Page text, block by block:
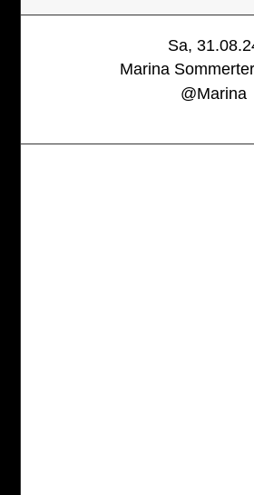
Sa,
Marina
@Marina